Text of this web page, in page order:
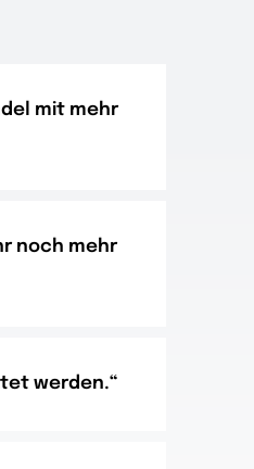
mit mehr
noch mehr
werden.“